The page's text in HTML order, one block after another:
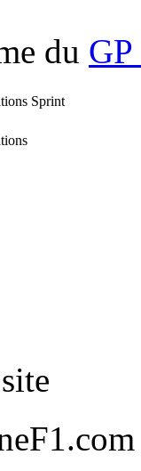
du
Sprint